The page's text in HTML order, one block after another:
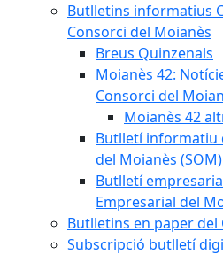
Butlletins informatius
Consorci del Moianès
Breus Quinzenals
Moianès 42:
Consorci del
Moianès 42
Butlletí informatiu
del Moianès (SOM)
Butlletí
Empresarial del
Butlletins en paper del
Subscripció butlletí